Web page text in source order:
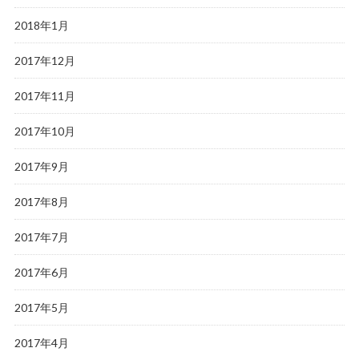
2018年1月
2017年12月
2017年11月
2017年10月
2017年9月
2017年8月
2017年7月
2017年6月
2017年5月
2017年4月